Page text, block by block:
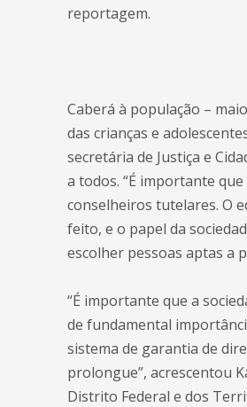
reportagem.
Caberá à população –
das crianças e
secretária de Justiça e
a todos. “É importante
conselheiros tutelares. O
feito, e o papel da
escolher pessoas aptas a
“É importante que a
de fundamental
sistema de garantia de
prolongue”, acrescentou
Distrito Federal e dos